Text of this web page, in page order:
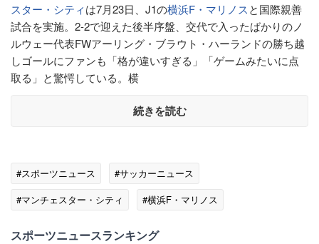
スター・シティは7月23日、J1の横浜F・マリノスと国際親善
試合を実施。2-2で迎えた後半序盤、交代で入ったばかりのノ
ルウェー代表FWアーリング・ブラウト・ハーランドの勝ち越
しゴールにファンも「格が違いすぎる」「ゲームみたいに点
取る」と驚愕している。横
続きを読む
#スポーツニュース
#サッカーニュース
#マンチェスター・シティ
#横浜F・マリノス
スポーツニュースランキング